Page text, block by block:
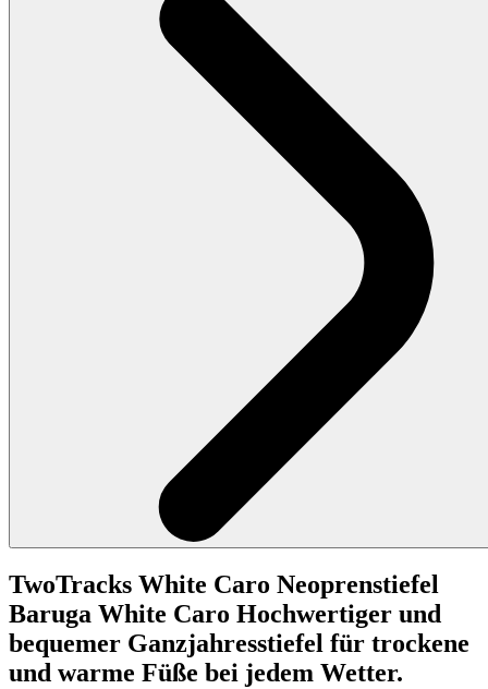
TwoTracks White Caro Neoprenstiefel
Baruga White Caro Hochwertiger und
bequemer Ganzjahresstiefel für trockene
und warme Füße bei jedem Wetter.